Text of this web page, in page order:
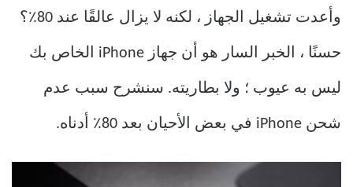
وأعدت تشغيل الجهاز ، لكنه لا يزال عالقًا عند 80٪؟
حسنًا ، الخبر السار هو أن جهاز iPhone الخاص بك
ليس به عيوب ؛ ولا بطاريته. سنشرح سبب عدم
شحن iPhone في بعض الأحيان بعد 80٪ أدناه.